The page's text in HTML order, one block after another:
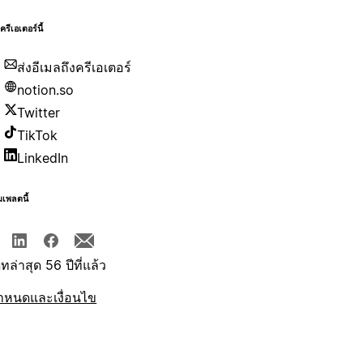
รีเอเตอร์นี้
ส่งอีเมลถึงครีเอเตอร์
notion.so
Twitter
TikTok
LinkedIn
เพลตนี้
ทล่าสุด 56 ปีที่แล้ว
นดและเงื่อนไข